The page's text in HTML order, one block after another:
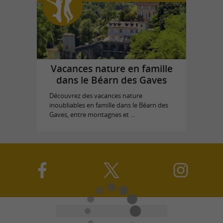
Vacances nature en famille
dans le Béarn des Gaves
Découvrez des vacances nature
inoubliables en famille dans le Béarn des
Gaves, entre montagnes et ...